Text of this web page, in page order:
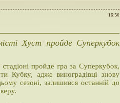
16:50
Хуст пройде Суперкубок
пройде гра за Суперкубок,
Кубку, адже виноградівці знову
сезоні, залишився останній до